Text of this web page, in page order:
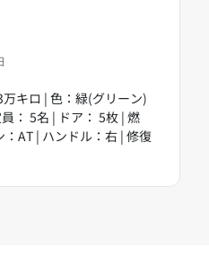
キロ | 色：緑(グリーン)
： 5名 | ドア： 5枚 | 燃
AT | ハンドル：右 | 修復